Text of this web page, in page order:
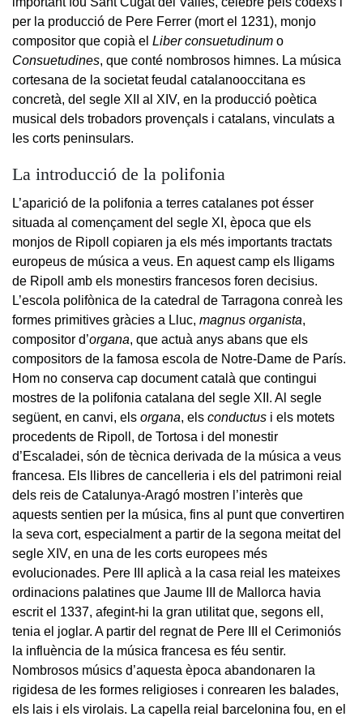
per la producció de Pere Ferrer (mort el 1231), monjo
compositor que copià el Liber consuetudinum o
Consuetudines, que conté nombrosos himnes. La música
cortesana de la societat feudal catalanooccitana es
concretà, del segle XII al XIV, en la producció poètica
musical dels trobadors provençals i catalans, vinculats a
les corts peninsulars.
La introducció de la polifonia
L’aparició de la polifonia a terres catalanes pot ésser
situada al començament del segle XI, època que els
monjos de Ripoll copiaren ja els més importants tractats
europeus de música a veus. En aquest camp els lligams
de Ripoll amb els monestirs francesos foren decisius.
L’escola polifònica de la catedral de Tarragona conreà les
formes primitives gràcies a Lluc, magnus organista,
compositor d’organa, que actuà anys abans que els
compositors de la famosa escola de Notre-Dame de París.
Hom no conserva cap document català que contingui
mostres de la polifonia catalana del segle XII. Al segle
següent, en canvi, els organa, els conductus i els motets
procedents de Ripoll, de Tortosa i del monestir
d’Escaladei, són de tècnica derivada de la música a veus
francesa. Els llibres de cancelleria i els del patrimoni reial
dels reis de Catalunya-Aragó mostren l’interès que
aquests sentien per la música, fins al punt que convertiren
la seva cort, especialment a partir de la segona meitat del
segle XIV, en una de les corts europees més
evolucionades. Pere III aplicà a la casa reial les mateixes
ordinacions palatines que Jaume III de Mallorca havia
escrit el 1337, afegint-hi la gran utilitat que, segons ell,
tenia el joglar. A partir del regnat de Pere III el Cerimoniós
la influència de la música francesa es féu sentir.
Nombrosos músics d’aquesta època abandonaren la
rigidesa de les formes religioses i conrearen les balades,
els lais i els virolais. La capella reial barcelonina fou, en el